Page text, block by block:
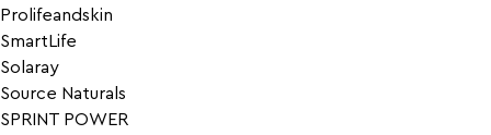
Prolifeandskin
SmartLife
Solaray
Source Naturals
SPRINT POWER